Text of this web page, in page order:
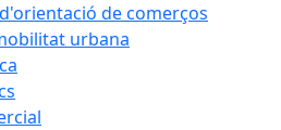
de comerços
urbana